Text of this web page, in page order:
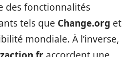
des fonctionnalités
tels que Change.org et
mondiale. À l’inverse,